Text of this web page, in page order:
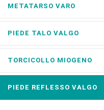
METATARSO VARO
PIEDE TALO VALGO
TORCICOLLO MIOGENO
PIEDE REFLESSO VALGO